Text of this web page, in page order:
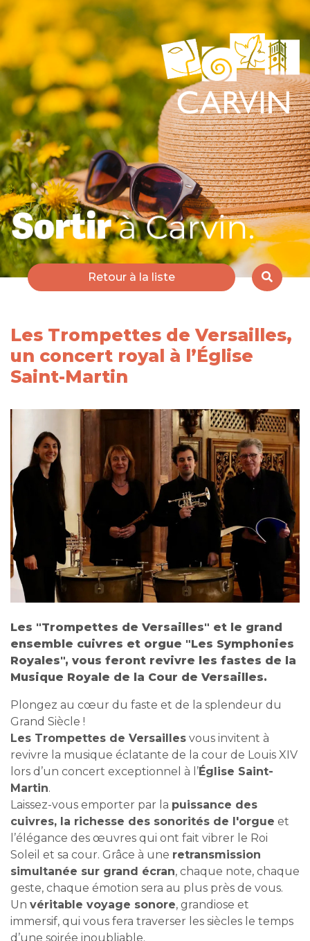
Retour à la liste
Les Trompettes de Versailles,
un concert royal à l’Église
Saint-Martin
Les "Trompettes de Versailles" et le grand
ensemble cuivres et orgue "Les Symphonies
Royales", vous feront revivre les fastes de la
Musique Royale de la Cour de Versailles.
Plongez au cœur du faste et de la splendeur du
Grand Siècle !
Les Trompettes de Versailles vous invitent à
revivre la musique éclatante de la cour de Louis XIV
lors d’un concert exceptionnel à l’Église Saint-
Martin.
Laissez-vous emporter par la puissance des
cuivres, la richesse des sonorités de l'orgue et
l’élégance des œuvres qui ont fait vibrer le Roi
Soleil et sa cour. Grâce à une retransmission
simultanée sur grand écran, chaque note, chaque
geste, chaque émotion sera au plus près de vous.
Un véritable voyage sonore, grandiose et
immersif, qui vous fera traverser les siècles le temps
d’une soirée inoubliable.